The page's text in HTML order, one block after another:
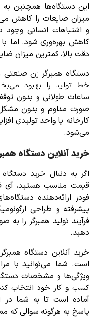
این دستگاه‌ها همچنین به
میزان ضایعات را کاهش
و اشتباهات انسانی وجود
کاهش بهره‌وری شود. اما
دقت بالا، کمترین میزان
دستگاه همبرگر زن صنعتی
خط تولید را بهبود
ساعات طولانی و بدون
صورت مداوم و بدون مشکل
کارخانه یا واحد تولیدی
می‌شود.
خرید آنلاین دستگاه
اگر به دنبال خرید
قیمت مناسب هستید، آی
فودز ارائه‌دهنده
پیشرفته و طراحی
فرآیند تولید همبرگر را
دهید.
خرید آنلاین دستگاه
است. شما می‌توانید با
ویژگی‌ها و مشخصات
کسب و کار خود انتخاب
آماده است تا به شما
پاسخ به هرگونه سوالی که